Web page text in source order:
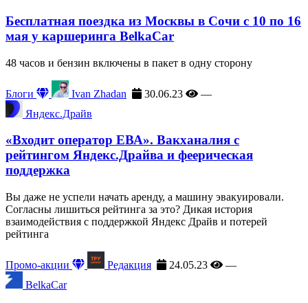
Бесплатная поездка из Москвы в Сочи с 10 по 16
мая у каршеринга BelkaCar
48 часов и бензин включены в пакет в одну сторону
Блоги Ivan Zhadan 30.06.23
—
Яндекс.Драйв
«Входит оператор ЕВА». Вакханалия с
рейтингом Яндекс.Драйва и феерическая
поддержка
Вы даже не успели начать аренду, а машину эвакуировали.
Согласны лишиться рейтинга за это? Дикая история
взаимодействия с поддержкой Яндекс Драйв и потерей
рейтинга
Промо-акции Редакция 24.05.23
—
BelkaCar